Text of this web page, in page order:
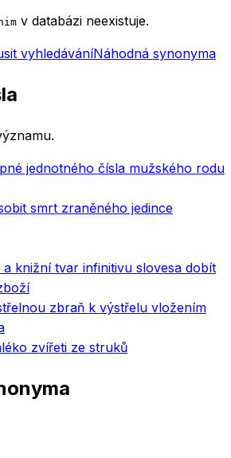
v databázi neexistuje.
vyhledáváníNáhodná synonyma
jednotného čísla mužského rodu
smrt zraněného jedince
a knižní tvar infinitivu slovesa dobít
zbraň k výstřelu vložením
zvířeti ze struků